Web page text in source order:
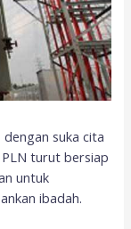
dengan suka cita
turut bersiap
untuk
ibadah.